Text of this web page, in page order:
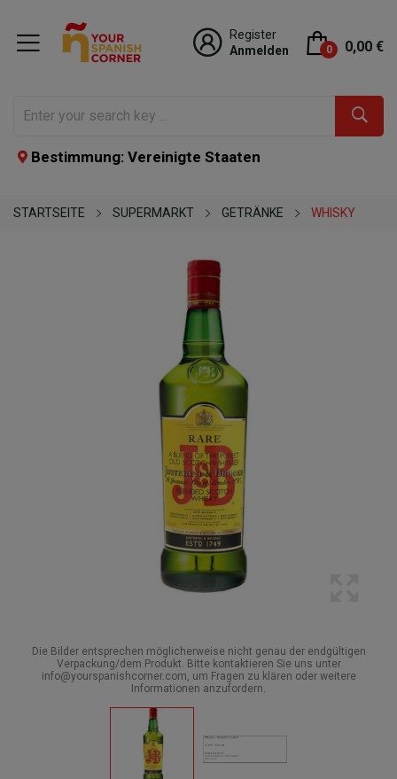
Register
Anmelden
0 0,00 €
Bestimmung: Vereinigte Staaten
STARTSEITE SUPERMARKT GETRÄNKE WHISKY
Die Bilder entsprechen möglicherweise nicht genau der endgültigen
Verpackung/dem Produkt. Bitte kontaktieren Sie uns unter
info@yourspanishcorner.com, um Fragen zu klären oder weitere
Informationen anzufordern.